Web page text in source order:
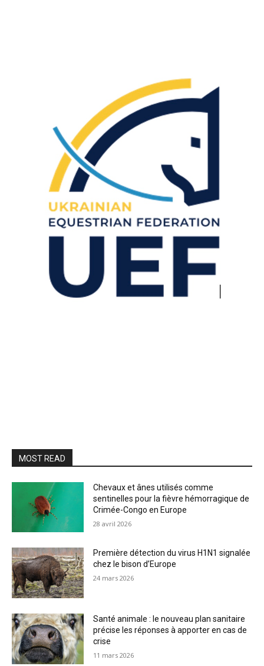
MOST READ
Chevaux et ânes utilisés comme
sentinelles pour la fièvre hémorragique de
Crimée-Congo en Europe
28 avril 2026
Première détection du virus H1N1 signalée
chez le bison d’Europe
24 mars 2026
Santé animale : le nouveau plan sanitaire
précise les réponses à apporter en cas de
crise
11 mars 2026